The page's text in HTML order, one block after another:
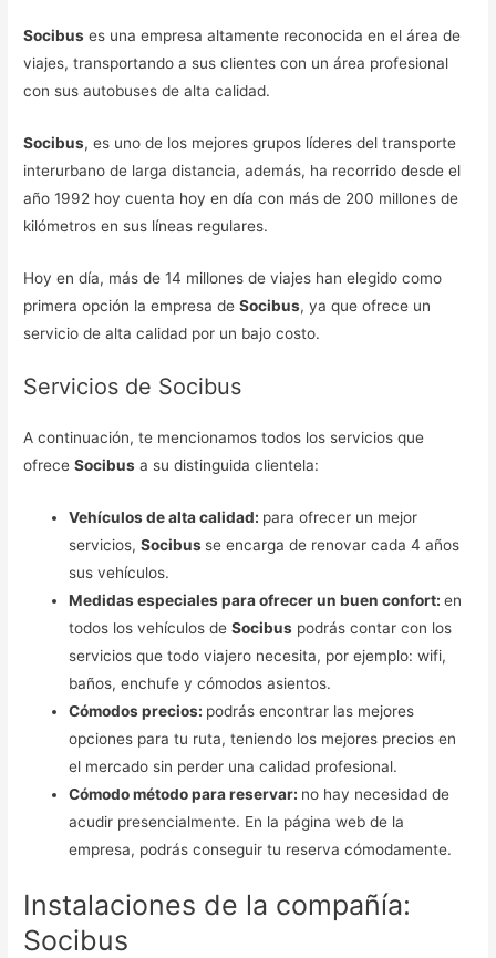
Socibus es una empresa altamente reconocida en el área de
viajes, transportando a sus clientes con un área profesional
con sus autobuses de alta calidad.
Socibus, es uno de los mejores grupos líderes del transporte
interurbano de larga distancia, además, ha recorrido desde el
año 1992 hoy cuenta hoy en día con más de 200 millones de
kilómetros en sus líneas regulares.
Hoy en día, más de 14 millones de viajes han elegido como
primera opción la empresa deSocibus, ya que ofrece un
servicio de alta calidad por un bajo costo.
Servicios de Socibus
A continuación, te mencionamos todos los servicios que
ofreceSocibus a su distinguida clientela:
Vehículos de alta calidad: para ofrecer un mejor
servicios,Socibus se encarga de renovar cada 4 años
sus vehículos.
Medidas especiales para ofrecer un buen confort:en
todos los vehículos deSocibus podrás contar con los
servicios que todo viajero necesita, por ejemplo: wifi,
baños, enchufe y cómodos asientos.
Cómodos precios: podrás encontrar las mejores
opciones para tu ruta, teniendo los mejores precios en
el mercado sin perder una calidad profesional.
Cómodo método para reservar: no hay necesidad de
acudir presencialmente. En la página web de la
empresa, podrás conseguir tu reserva cómodamente.
Instalaciones de la compañía:
Socibus